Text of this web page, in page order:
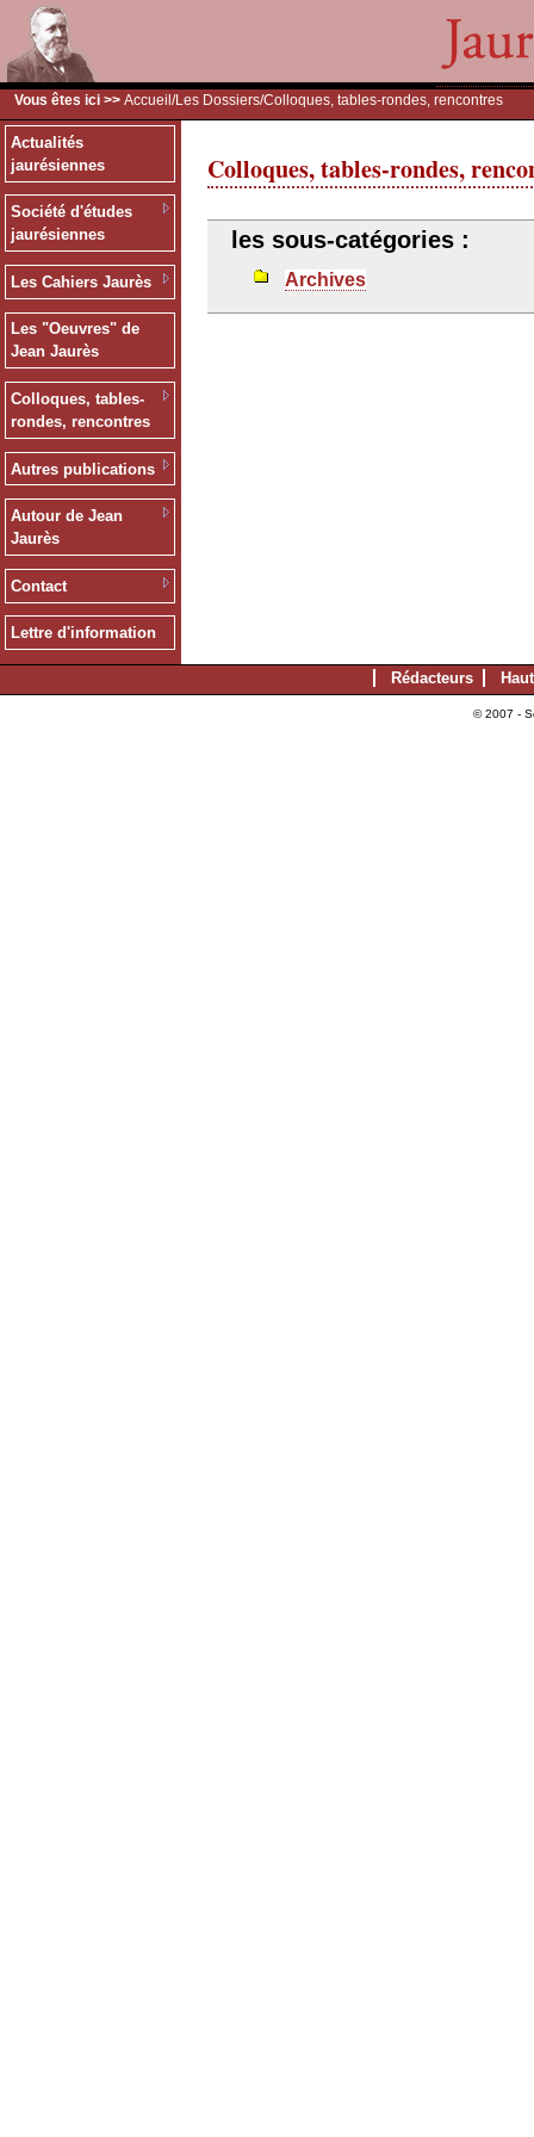
Vous êtes ici >> Accueil /Les Dossiers/Colloques, tables-rondes, rencontres
Actualités
jaurésiennes
Société d'études
jaurésiennes
Les Cahiers Jaurès
Les "Oeuvres" de
Jean Jaurès
Colloques, tables-
rondes, rencontres
Autres publications
Autour de Jean
Jaurès
Contact
Lettre d'information
Colloques, tables-rondes,
les sous-catégories :
Archives
Rédacteurs
© 2007 -